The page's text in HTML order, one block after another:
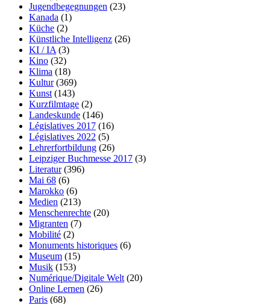
Jugendbegegnungen (23)
Kanada (1)
Küche (2)
Künstliche Intelligenz (26)
KI / IA (3)
Kino (32)
Klima (18)
Kultur(369)
Kunst (143)
Kurzfilmtage (2)
Landeskunde (146)
Législatives 2017 (16)
Législatives 2022 (5)
Lehrerfortbildung (26)
Leipziger Buchmesse 2017 (3)
Literatur(396)
Mai 68 (6)
Marokko (6)
Medien (213)
Menschenrechte (20)
Migranten (7)
Mobilité (2)
Monuments historiques (6)
Museum (15)
Musik (153)
Numérique/Digitale Welt (20)
Online Lernen (26)
Paris (68)